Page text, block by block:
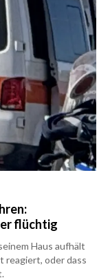
flüchtig
Haus aufhält
reagiert, oder dass